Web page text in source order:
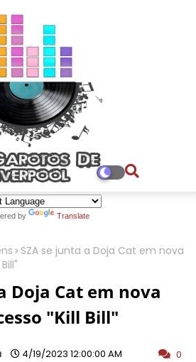
by Translate
SZA se junta a Doja Cat em nova
Doja Cat em nova
"Kill Bill"
4/19/2023 12:00:00 AM 0